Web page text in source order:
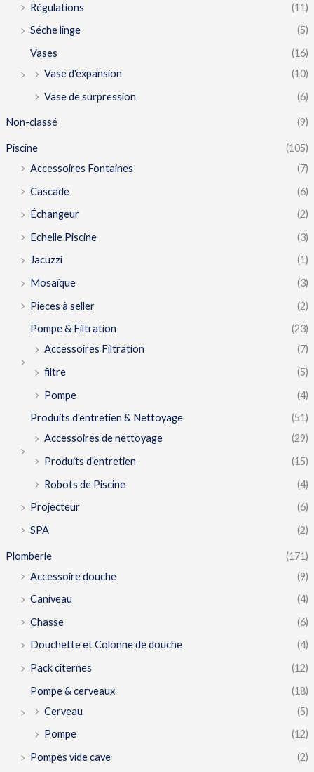
Régulations
(11)
Séche linge
(5)
Vases
(16)
Vase d'expansion
(10)
Vase de surpression
(6)
Non-classé (9)
Piscine
(105)
Accessoires Fontaines
(7)
Cascade
(6)
Échangeur
(2)
Echelle Piscine
(3)
Jacuzzi
(1)
Mosaïque
(3)
Pieces à seller
(2)
Pompe & Filtration
(23)
Accessoires Filtration
(7)
filtre
(5)
Pompe
(4)
Produits d'entretien & Nettoyage
(51)
Accessoires de nettoyage
(29)
Produits d'entretien
(15)
Robots de Piscine
(4)
Projecteur
(6)
SPA
(2)
Plomberie
(171)
Accessoire douche
(9)
Caniveau
(4)
Chasse
(6)
Douchette et Colonne de douche
(4)
Pack citernes
(12)
Pompe & cerveaux
(18)
Cerveau
(5)
Pompe
(12)
Pompes vide cave
(2)